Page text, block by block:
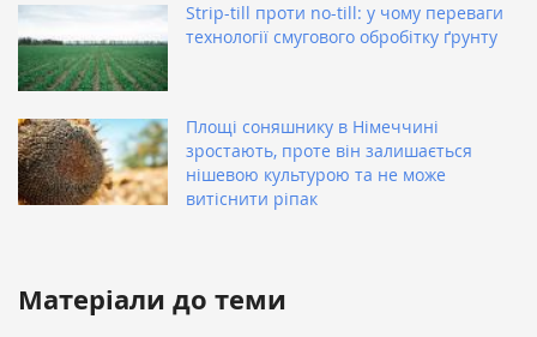
Strip-till проти no-till: у чому переваги
технології смугового обробітку ґрунту
Площі соняшнику в Німеччині
зростають, проте він залишається
нішевою культурою та не може
витіснити ріпак
Матеріали до теми